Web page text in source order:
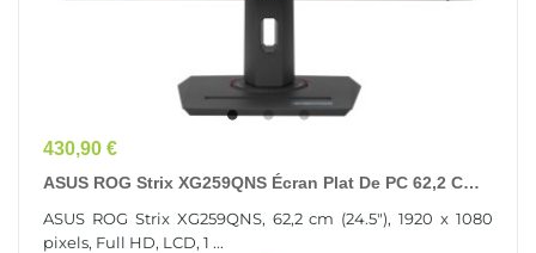
Prix
430,90 €
ASUS ROG Strix XG259QNS Écran Plat De PC 62,2 Cm
ASUS ROG Strix XG259QNS, 62,2 cm (24.5"), 1920 x 1080
pixels, Full HD, LCD, 1 ...